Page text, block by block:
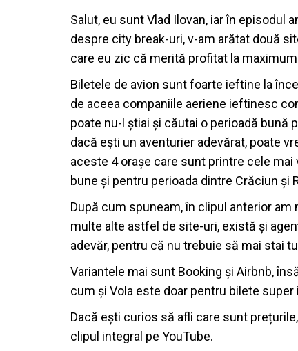
Salut, eu sunt Vlad Ilovan, iar în episodul
despre city break-uri, v-am arătat două
care eu zic că merită profitat la
Biletele de avion sunt foarte ieftine la
de aceea companiile aeriene ieftinesc
poate nu-l știai și căutai o perioadă bună
dacă ești un aventurier adevărat, poate
aceste 4 orașe care sunt printre cele
bune și pentru perioada dintre Crăciun și
După cum spuneam, în clipul anterior
multe alte astfel de site-uri, există și
adevăr, pentru că nu trebuie să mai stai
Variantele mai sunt Booking și Airbnb,
cum și Vola este doar pentru bilete
Dacă ești curios să afli care sunt
clipul integral pe YouTube.